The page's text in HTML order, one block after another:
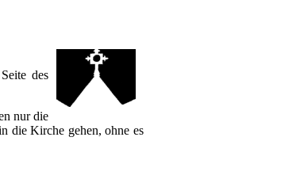
des
nur die
die Kirche gehen, ohne es